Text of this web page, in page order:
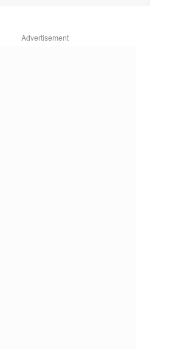
Advertisement